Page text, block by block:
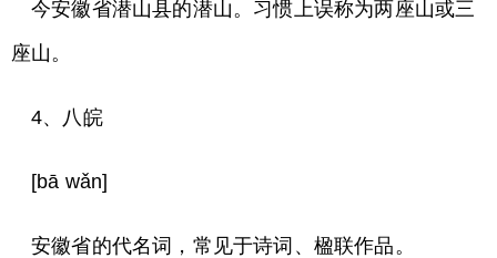
今安徽省潜山县的潜山。习惯上误称为两座山或三
座山。
4、八皖
[bā wǎn]
安徽省的代名词，常见于诗词、楹联作品。